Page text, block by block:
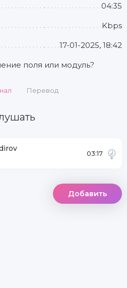
04:35
Kbps
17-01-2025, 18:42
поля или модуль?
Перевод
03:17
Добавить